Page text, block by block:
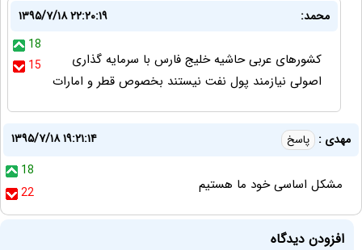
محمد:
۱۳۹۵/۷/۱۸ ۲۲:۲۰:۱۹
18
15
کشورهای عربی حاشیه خلیج فارس با سرمایه گذاری
اصولی نیازمند پول نفت نیستند بخصوص قطر و امارات
مهدی : پاسخ
۱۳۹۵/۷/۱۸ ۱۹:۲۱:۱۴
18
22
مشکل اساسی خود ما هستیم
افزودن دیدگاه